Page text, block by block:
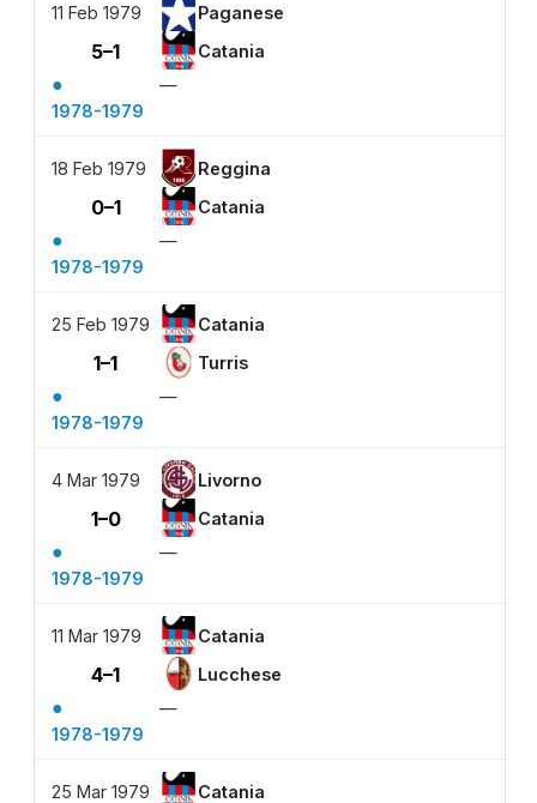
11 Feb 1979 Paganese
5–1 Catania
●
—
1978-1979
18 Feb 1979 Reggina
0–1 Catania
●
—
1978-1979
25 Feb 1979 Catania
1–1 Turris
●
—
1978-1979
4 Mar 1979 Livorno
1–0 Catania
●
—
1978-1979
11 Mar 1979 Catania
4–1 Lucchese
●
—
1978-1979
25 Mar 1979 Catania